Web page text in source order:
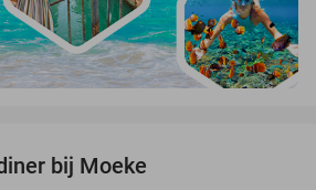
bij Moeke